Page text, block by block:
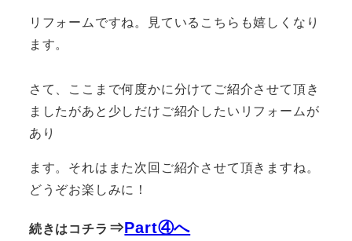
リフォームですね。見ているこちらも嬉しくなり
ます。
さて、ここまで何度かに分けてご紹介させて頂き
ましたがあと少しだけご紹介したいリフォームが
あり
ます。それはまた次回ご紹介させて頂きますね。
どうぞお楽しみに！
続きはコチラ ⇒Part④へ